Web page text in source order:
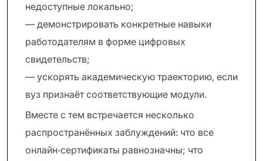
недоступные локально;
— демонстрировать конкретные навыки
работодателям в форме цифровых
свидетельств;
— ускорять академическую траекторию, если
вуз признаёт соответствующие модули.
Вместе с тем встречается несколько
распространённых заблуждений: что все
онлайн‑сертификаты равнозначны; что